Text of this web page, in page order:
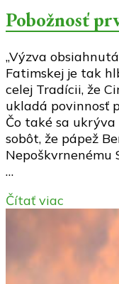
Pobožnosť
„Výzva
Fatimskej je tak
celej Tradícii, že
ukladá povinnosť
Čo také sa
sobôt, že pápež
Nepoškvrnenému
…
Čítať viac